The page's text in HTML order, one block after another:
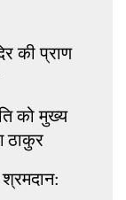
की प्राण
को मुख्य
ठाकुर